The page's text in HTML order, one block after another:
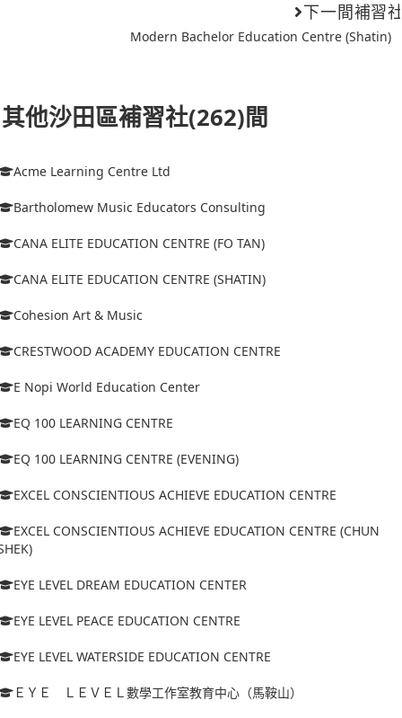
下一間補習
Modern Bachelor Education Centre (Shatin)
其他沙田區補習社(262)間
Acme Learning Centre Ltd
Bartholomew Music Educators Consulting
CANA ELITE EDUCATION CENTRE (FO TAN)
CANA ELITE EDUCATION CENTRE (SHATIN)
Cohesion Art & Music
CRESTWOOD ACADEMY EDUCATION CENTRE
E Nopi World Education Center
EQ 100 LEARNING CENTRE
EQ 100 LEARNING CENTRE (EVENING)
EXCEL CONSCIENTIOUS ACHIEVE EDUCATION CENTRE
EXCEL CONSCIENTIOUS ACHIEVE EDUCATION CENTRE (CHUN
EYE LEVEL DREAM EDUCATION CENTER
EYE LEVEL PEACE EDUCATION CENTRE
EYE LEVEL WATERSIDE EDUCATION CENTRE
ＥＹＥ ＬＥＶＥＬ數學工作室教育中心（馬鞍山）